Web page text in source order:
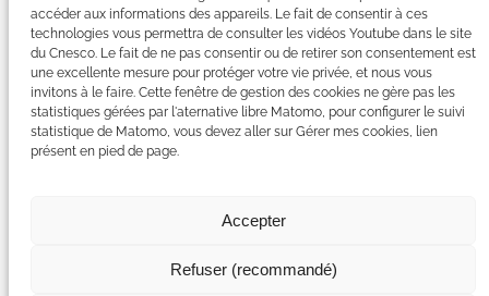
accéder aux informations des appareils. Le fait de consentir à ces
technologies vous permettra de consulter les vidéos Youtube dans le site
du Cnesco. Le fait de ne pas consentir ou de retirer son consentement est
une excellente mesure pour protéger votre vie privée, et nous vous
invitons à le faire. Cette fenêtre de gestion des cookies ne gère pas les
statistiques gérées par l'aternative libre Matomo, pour configurer le suivi
statistique de Matomo, vous devez aller sur Gérer mes cookies, lien
présent en pied de page.
Accepter
Refuser (recommandé)
LinkedIn
YouTube
Facebook
Bluesky
Plan du site
Mentions légales
Gérer mes cookies